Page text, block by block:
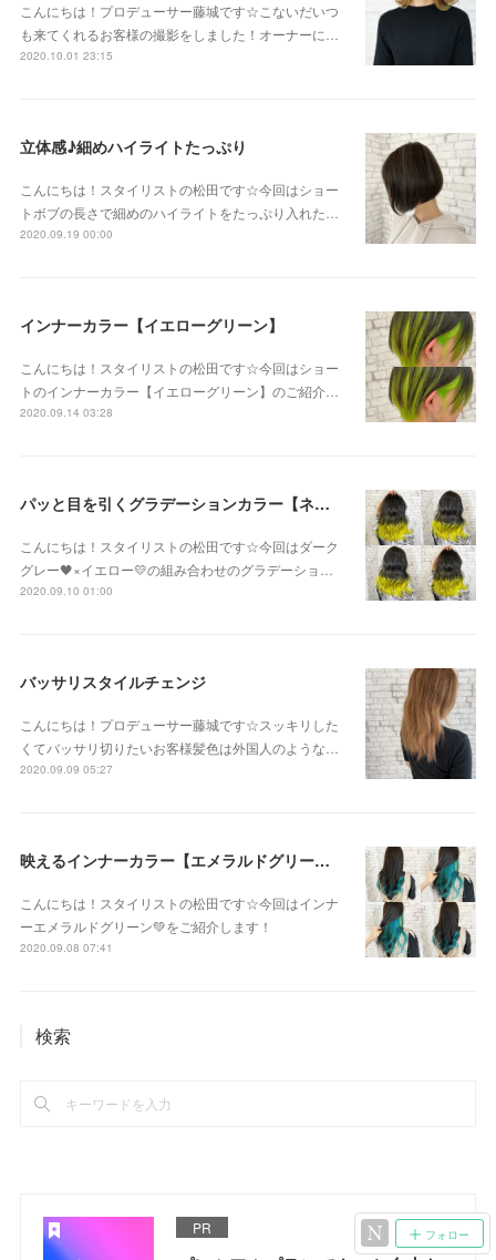
こんにちは！プロデューサー藤城です☆こないだいつ
も来てくれるお客様の撮影をしました！オーナーに…
2020.10.01 23:15
立体感♪細めハイライトたっぷり
こんにちは！スタイリストの松田です☆今回はショー
トボブの長さで細めのハイライトをたっぷり入れた…
2020.09.19 00:00
インナーカラー【イエローグリーン】
こんにちは！スタイリストの松田です☆今回はショー
トのインナーカラー【イエローグリーン】のご紹介…
2020.09.14 03:28
パッと目を引くグラデーションカラー【ネオンイエロー】
こんにちは！スタイリストの松田です☆今回はダーク
グレー🖤×イエロー💛の組み合わせのグラデーショ…
2020.09.10 01:00
バッサリスタイルチェンジ
こんにちは！プロデューサー藤城です☆スッキリした
くてバッサリ切りたいお客様髪色は外国人のような…
2020.09.09 05:27
映えるインナーカラー【エメラルドグリーン】
こんにちは！スタイリストの松田です☆今回はインナ
ーエメラルドグリーン💚をご紹介します！
2020.09.08 07:41
検索
PR フォロー